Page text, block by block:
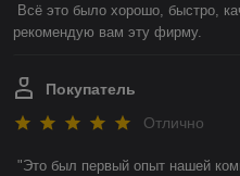
Всё это было хорошо, быстро,
рекомендую вам эту фирму.
Покупатель
Отлично
"Это был первый опыт нашей